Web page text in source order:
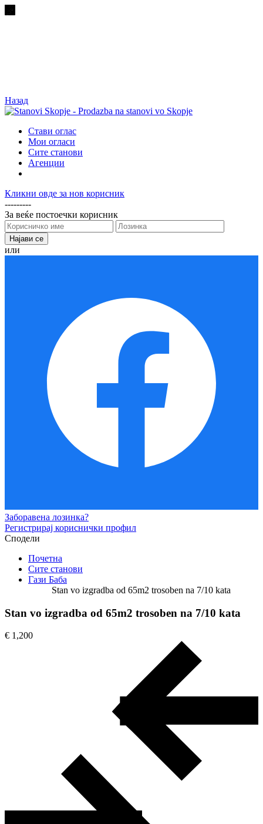
Назад
Стави оглас
Мои огласи
Сите станови
Агенции
Кликни овде за нов корисник
---------
За веќе постоечки корисник
или
Заборавена лозинка?
Регистрирај кориснички профил
Сподели
Почетна
Сите станови
Гази Баба
Stan vo izgradba od 65m2 trosoben na 7/10 kata
Stan vo izgradba od 65m2 trosoben na 7/10 kata
€ 1,200